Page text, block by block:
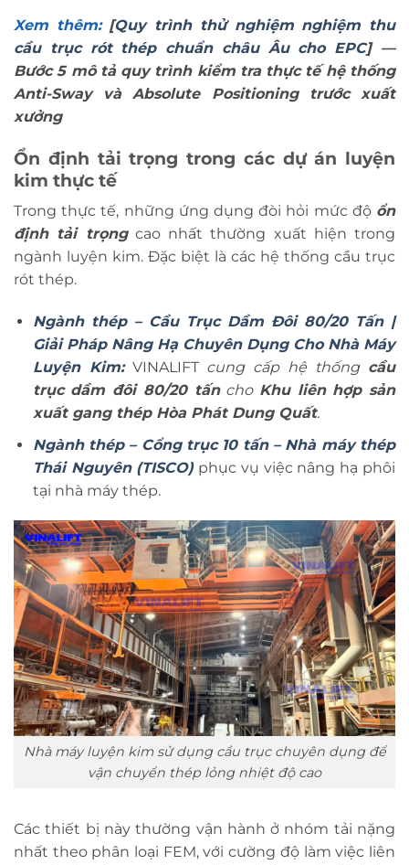
Xem thêm:[Quy trình thử nghiệm nghiệm thu
cầu trục rót thép chuẩn châu Âu cho EPC] —
Bước 5 mô tả quy trình kiểm tra thực tế hệ thống
Anti-Sway và Absolute Positioning trước xuất
xưởng
Ổn định tải trọng trong các dự án luyện
kim thực tế
Trong thực tế, những ứng dụng đòi hỏi mức độ ổn
định tải trọngcao nhất thường xuất hiện trong
ngành luyện kim. Đặc biệt là các hệ thống cầu trục
rót thép.
Ngành thép – Cầu Trục Dầm Đôi 80/20 Tấn |
Giải Pháp Nâng Hạ Chuyên Dụng Cho Nhà Máy
Luyện Kim: VINALIFT cung cấp hệ thống cầu
trục dầm đôi 80/20 tấncho Khu liên hợp sản
xuất gang thép Hòa Phát Dung Quất.
Ngành thép – Cổng trục 10 tấn – Nhà máy thép
Thái Nguyên (TISCO)phục vụ việc nâng hạ phôi
tại nhà máy thép.
Nhà máy luyện kim sử dụng cầu trục chuyên dụng để
vận chuyển thép lỏng nhiệt độ cao
Các thiết bị này thường vận hành ở nhóm tải nặng
nhất theo phân loại FEM, với cường độ làm việc liên